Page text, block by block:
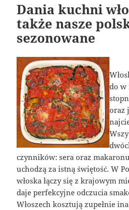
Dania kuchni
także nasze
sezonowane
do w
oraz
czynników: sera oraz
uchodzą za istną świętość. W
włoska łączy się z krajowym
daje perfekcyjne odczucia
Włoszech kosztują zupełnie